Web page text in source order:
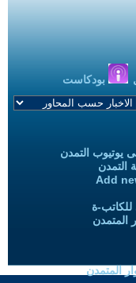
بودكاست
يوتيوب التمدن
التمدن
Add
للكاتب-ة
المتمدن
المتمدن